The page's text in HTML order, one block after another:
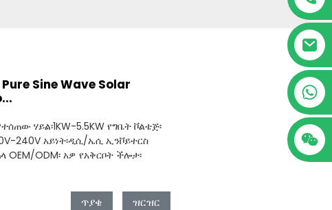
Sine Wave Solar
ሃይል፡1KW-5.5KW የግቤት ቮልቴጅ፡
240V አይነት፡ዲሲ/ኤሲ ኢንቮይተርስ
ODM፡ አዎ የአቅርቦት ችሎታ፡
ጥያቄ ዝርዝር